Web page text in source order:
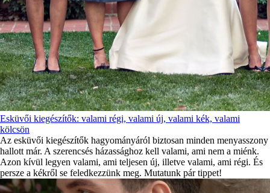
Esküvői kiegészítők: valami régi, valami új, valami kék, valami
kölcsön
Az esküvői kiegészítők hagyományáról biztosan minden menyasszony
hallott már. A szerencsés házassághoz kell valami, ami nem a miénk.
Azon kívül legyen valami, ami teljesen új, illetve valami, ami régi. És
persze a kékről se feledkezzünk meg. Mutatunk pár tippet!